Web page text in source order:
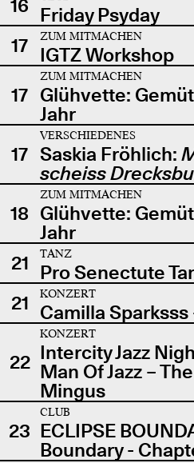
16 Friday Psyday
17
ZUM MITMACHEN
IGTZ Workshop
17
ZUM MITMACHEN
Glühvette:
Jahr
17
VERSCHIEDENES
Saskia Fröhlich:
scheiss
18
ZUM MITMACHEN
Glühvette:
Jahr
21
TANZ
Pro Senectute
21
KONZERT
Camilla Sparksss
22
KONZERT
Intercity Jazz
Man Of Jazz –
Mingus
23
CLUB
ECLIPSE
Boundary -